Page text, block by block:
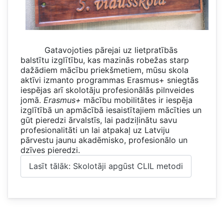
Gatavojoties pārejai uz lietpratībās
balstītu izglītību, kas mazinās robežas starp
dažādiem mācību priekšmetiem, mūsu skola
aktīvi izmanto programmas Erasmus+ sniegtās
iespējas arī skolotāju profesionālās pilnveides
jomā. Erasmus+ mācību mobilitātes ir iespēja
izglītībā un apmācībā iesaistītajiem mācīties un
gūt pieredzi ārvalstīs, lai padziļinātu savu
profesionalitāti un lai atpakaļ uz Latviju
pārvestu jaunu akadēmisko, profesionālo un
dzīves pieredzi.
Lasīt tālāk: Skolotāji apgūst CLIL metodi